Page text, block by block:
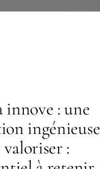
innove : une
ingénieuse
: